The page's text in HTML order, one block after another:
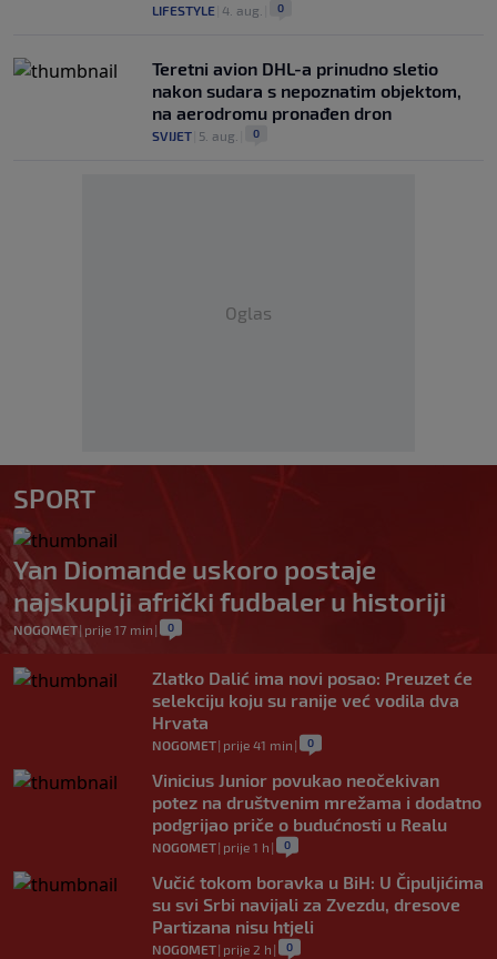
LIFESTYLE 4. aug. 0
Teretni avion DHL-a prinudno sletio
nakon sudara s nepoznatim objektom,
na aerodromu pronađen dron
SVIJET 5. aug. 0
Oglas
SPORT
Yan Diomande uskoro postaje
najskuplji afrički fudbaler u historiji
NOGOMET| prije 17 min | 0
Zlatko Dalić ima novi posao: Preuzet će
selekciju koju su ranije već vodila dva
Hrvata
NOGOMET| prije 41 min | 0
Vinicius Junior povukao neočekivan
potez na društvenim mrežama i dodatno
podgrijao priče o budućnosti u Realu
NOGOMET| prije 1 h | 0
Vučić tokom boravka u BiH: U Čipuljićima
su svi Srbi navijali za Zvezdu, dresove
Partizana nisu htjeli
NOGOMET| prije 2 h | 0